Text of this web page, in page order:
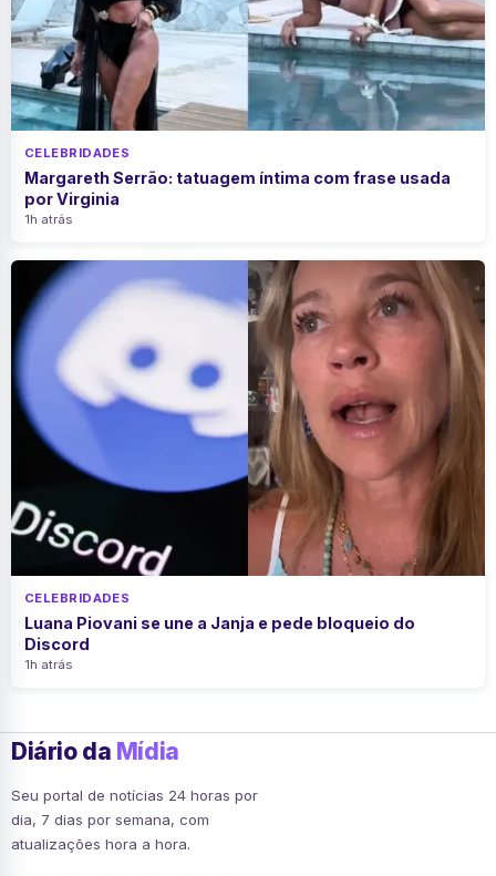
CELEBRIDADES
Margareth Serrão: tatuagem íntima com frase usada
por Virginia
1h atrás
CELEBRIDADES
Luana Piovani se une a Janja e pede bloqueio do
Discord
1h atrás
Diário da Mídia
Seu portal de notícias 24 horas por
dia, 7 dias por semana, com
atualizações hora a hora.